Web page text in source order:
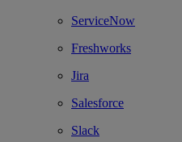
ServiceNow
Freshworks
Jira
Salesforce
Slack